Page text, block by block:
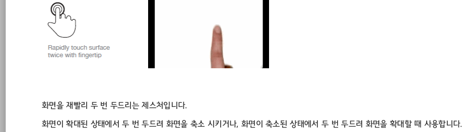
화면을 재빨리 두 번 두드리는 제스처입니다.
화면이 확대된 상태에서 두 번 두드려 화면을 축소 시키거나, 화면이 축소된 상태에서 두 번 두드려 화면을 확대할 때 사용합니다.